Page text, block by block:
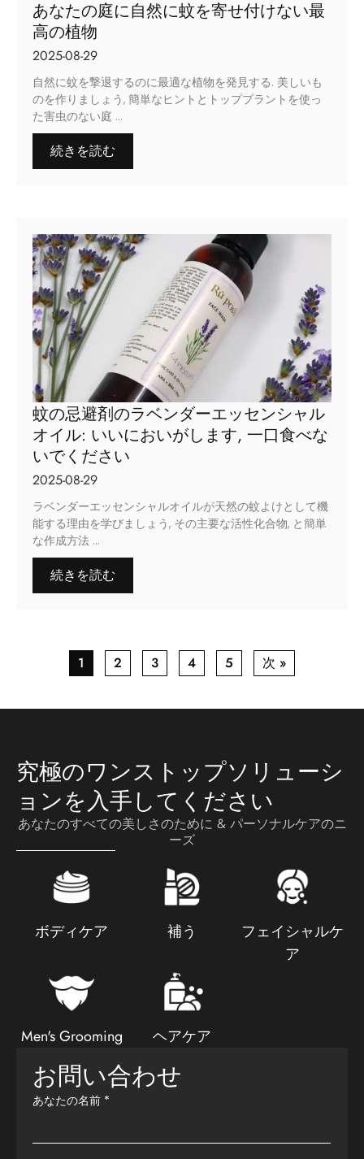
あなたの庭に自然に蚊を寄せ付けない最
高の植物
2025-08-29
自然に蚊を撃退するのに最適な植物を発見する. 美しいも
のを作りましょう, 簡単なヒントとトッププラントを使っ
た害虫のない庭 ...
続きを読む
蚊の忌避剤のラベンダーエッセンシャル
オイル: いいにおいがします, 一口食べな
いでください
2025-08-29
ラベンダーエッセンシャルオイルが天然の蚊よけとして機
能する理由を学びましょう, その主要な活性化合物, と簡単
な作成方法 ...
続きを読む
1 2 3 4 5 次 »
究極のワンストップソリューシ
ョンを入手してください
あなたのすべての美しさのために & パーソナルケアのニ
ーズ
ボディケア 補う
フェイシャルケ
ア
Men's Grooming ヘアケア
お問い合わせ
あなたの名前 *